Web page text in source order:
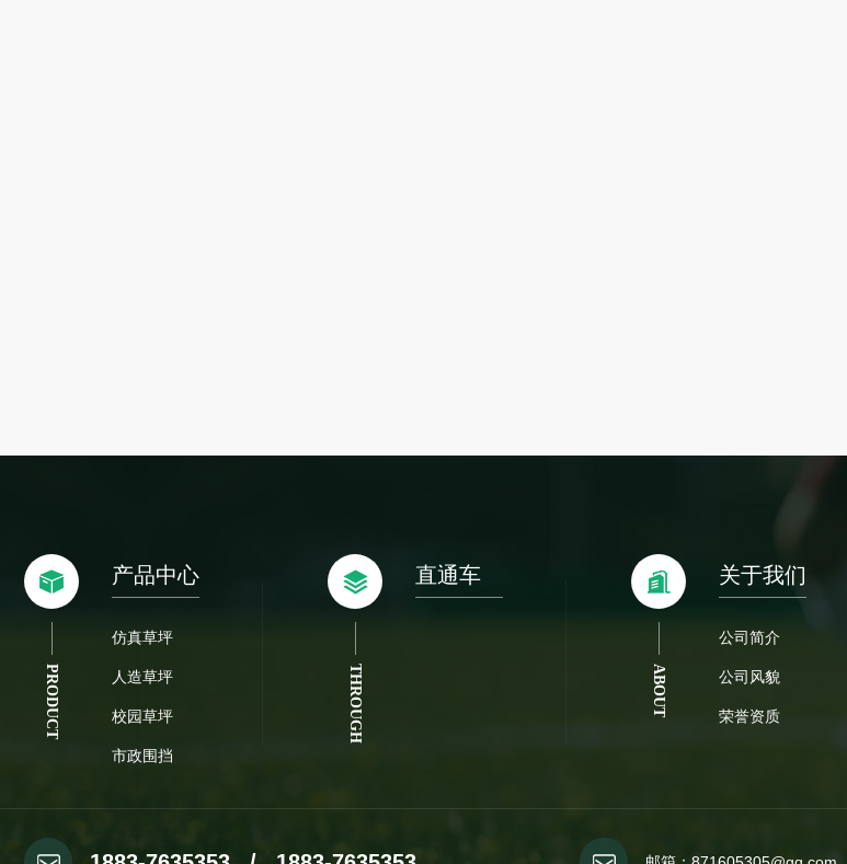
产品中心
PRODUCT
仿真草坪
人造草坪
校园草坪
市政围挡
直通车
THROUGH
关于我们
ABOUT
公司简介
公司风貌
荣誉资质